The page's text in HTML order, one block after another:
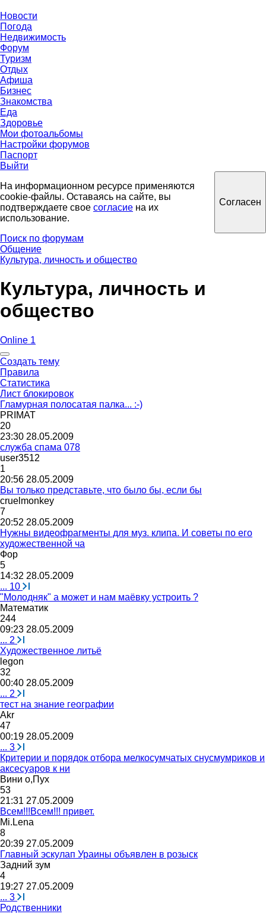
Новости
Погода
Недвижимость
Форум
Туризм
Отдых
Афиша
Бизнес
Знакомства
Еда
Здоровье
Мои фотоальбомы
Настройки форумов
Паспорт
Выйти
На информационном ресурсе применяются
cookie-файлы. Оставаясь на сайте, вы
подтверждаете свое согласие на их
использование.
Согласен
Поиск по форумам
Общение
Культура, личность и общество
Культура, личность и
общество
Online 1
Создать тему
Правила
Статистика
Лист блокировок
Гламурная полосатая палка... :-)
PRIMAT
20
23:30 28.05.2009
служба спама 078
user3512
1
20:56 28.05.2009
Вы только представьте, что было бы, если бы
сruelmonkey
7
20:52 28.05.2009
Нужны видеофрагменты для муз. клипа. И советы по его
художественной ча
Фор
5
14:32 28.05.2009
... 10
"Молодняк" а может и нам маёвку устроить ?
Мaтeмaтик
244
09:23 28.05.2009
... 2
Художественное литьё
legon
32
00:40 28.05.2009
... 2
тест на знание географии
Akr
47
00:19 28.05.2009
... 3
Критерии и порядок отбора мелкосумчатых снусмумриков и
аксесуаров к ни
Вини о,Пух
53
21:31 27.05.2009
Всем!!!Всем!!! привет.
Mi.Lena
8
20:39 27.05.2009
Главный эскулап Ураины объявлен в розыск
Задний зум
4
19:27 27.05.2009
... 3
Родственники